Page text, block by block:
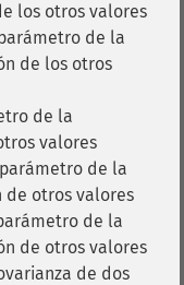
los otros valores
de la
de los otros
de la
valores
de la
de otros valores
de la
de otros valores
de dos